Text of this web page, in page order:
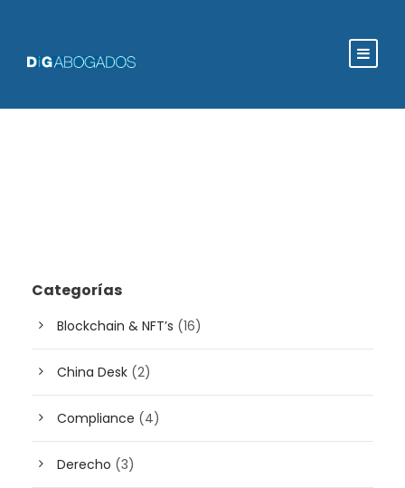
Categorías
Blockchain & NFT’s (16)
China Desk (2)
Compliance (4)
Derecho (3)